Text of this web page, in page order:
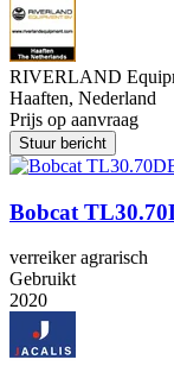
RIVERLAND
Haaften, Nederland
Prijs op aanvraag
Stuur bericht
Bobcat
verreiker agrarisch
Gebruikt
2020